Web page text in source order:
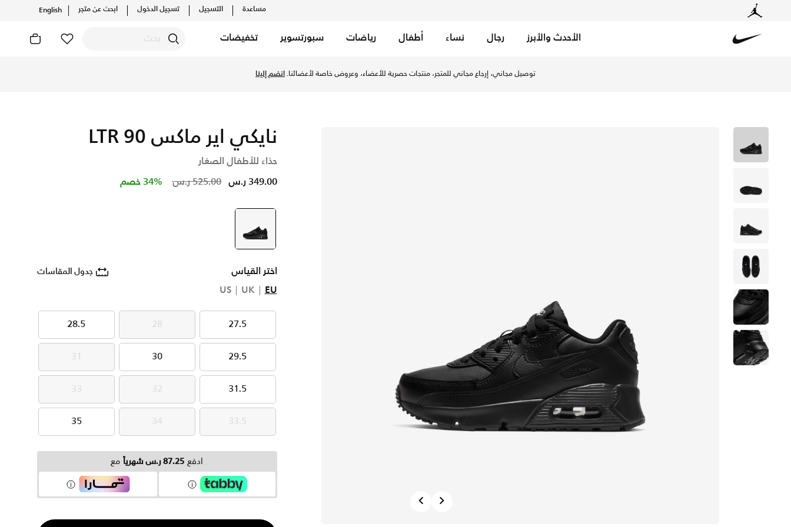
مساعدة التسجيل تسجيل الدخول ابحث عن متجر English
الأحدث والأبرز رجال نساء أطفال رياضات سبورتسوير تخفيضات
توصيل مجاني، إرجاع مجاني للمتجر، منتجات حصرية للأعضاء، وعروض خاصة لأعضائنا.انضم إلينا
Next
نايكي اير ماكس 90 LTR
حذاء للأطفال الصغار
Price reduced from
525.00 ر.س to 349.00 ر.س 34% خصم
selected
أسود
اختر القياس جدول المقاسات
EU
UK
US
27.5
27.5
28
28
28.5
28.5
29.5
29.5
30
30
31
31
31.5
31.5
32
32
33
33
33.5
33.5
34
34
35
35
ادفع 87.25 ر.س شهرياً مع